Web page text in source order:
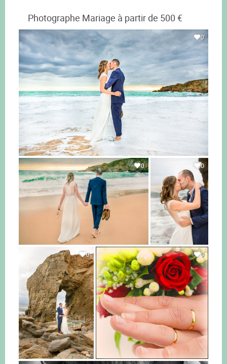
Photographe Mariage à partir de 500 €
0
0 0
0 0